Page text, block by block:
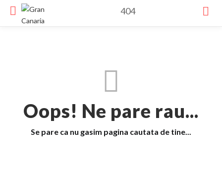
404
Oops! Ne pare rau...
Se pare ca nu gasim pagina cautata de tine...